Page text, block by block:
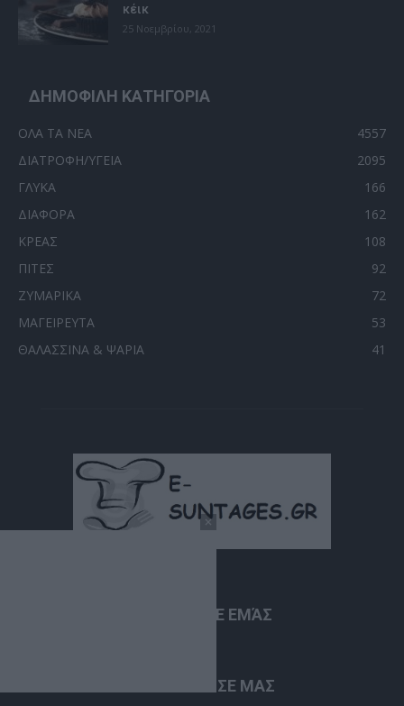
κέικ
25 Νοεμβρίου, 2021
ΔΗΜΟΦΙΛΗ ΚΑΤΗΓΟΡΙΑ
ΟΛΑ ΤΑ ΝΕΑ
4557
ΔΙΑΤΡΟΦΗ/ΥΓΕΙΑ
2095
ΓΛΥΚΑ
166
ΔΙΑΦΟΡΑ
162
ΚΡΕΑΣ
108
ΠΙΤΕΣ
92
ΖΥΜΑΡΙΚΑ
72
ΜΑΓΕΙΡΕΥΤΑ
53
ΘΑΛΑΣΣΙΝΑ & ΨΑΡΙΑ
41
ΣΧΕΤΙΚΆ ΜΕ ΕΜΆΣ
ΑΚΟΛΟΥΘΗΣΕ ΜΑΣ